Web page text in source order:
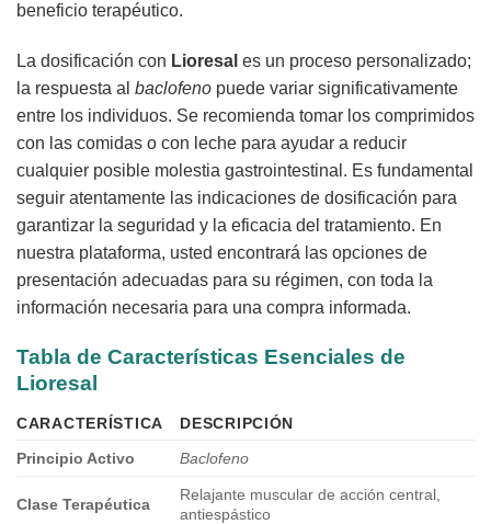
beneficio terapéutico.
La dosificación con Lioresal es un proceso personalizado;
la respuesta al baclofeno puede variar significativamente
entre los individuos. Se recomienda tomar los comprimidos
con las comidas o con leche para ayudar a reducir
cualquier posible molestia gastrointestinal. Es fundamental
seguir atentamente las indicaciones de dosificación para
garantizar la seguridad y la eficacia del tratamiento. En
nuestra plataforma, usted encontrará las opciones de
presentación adecuadas para su régimen, con toda la
información necesaria para una compra informada.
Tabla de Características Esenciales de
Lioresal
CARACTERÍSTICA
DESCRIPCIÓN
Principio Activo
Baclofeno
Clase Terapéutica
Relajante muscular de acción central,
antiespástico